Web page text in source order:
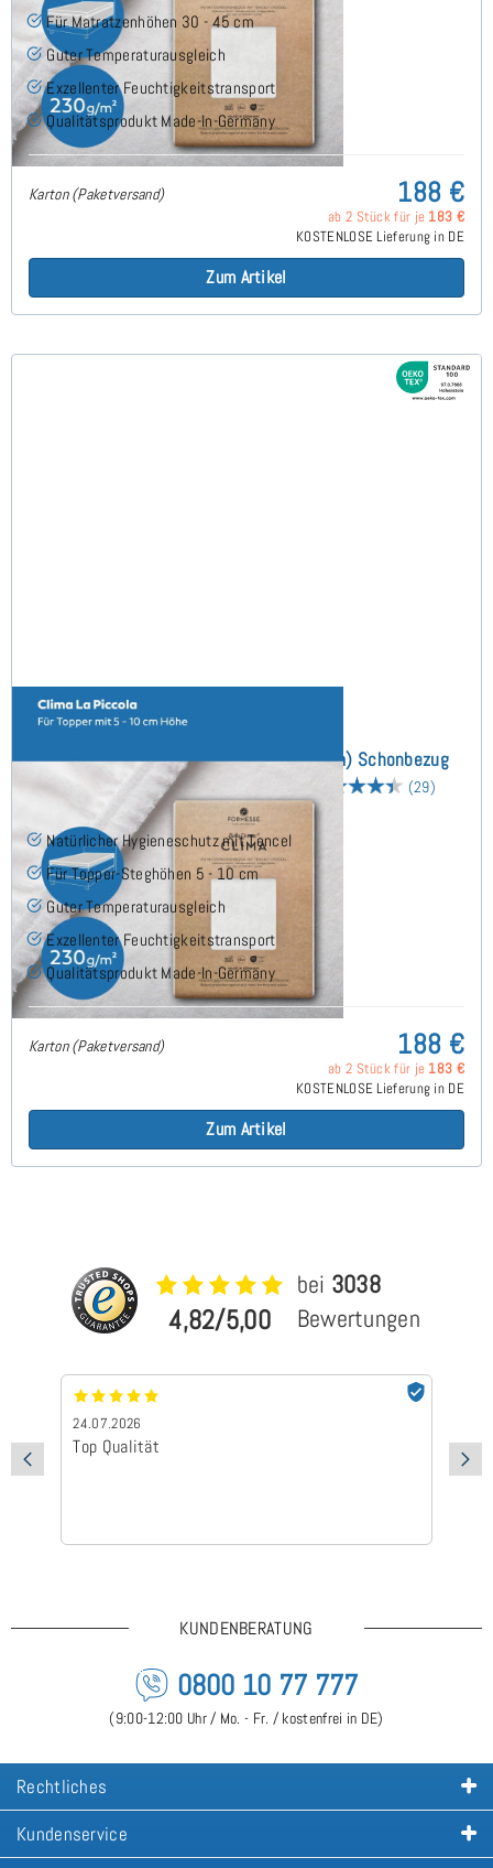
Für Matratzenhöhen 30 - 45 cm
Guter Temperaturausgleich
Exzellenter Feuchtigkeitstransport
Qualitätsprodukt Made-In-Germany
Karton (Paketversand) 188 €
ab 2 Stück für je 183 €
KOSTENLOSE Lieferung in DE
Zum Artikel
Bella Donna Clima La Piccola (bis 10cm) Schonbezug
270x220 cm - Sonderanfertigung
(29)
Natürlicher Hygieneschutz mit Tencel
Für Topper-Steghöhen 5 - 10 cm
Guter Temperaturausgleich
Exzellenter Feuchtigkeitstransport
Qualitätsprodukt Made-In-Germany
Karton (Paketversand) 188 €
ab 2 Stück für je 183 €
KOSTENLOSE Lieferung in DE
Zum Artikel
4,82/5,00
bei 3038
Bewertungen
24.07.2026
Top Qualität
KUNDENBERATUNG
0800 10 77 777
(9:00-12:00 Uhr / Mo. - Fr. / kostenfrei in DE)
Rechtliches
Kundenservice